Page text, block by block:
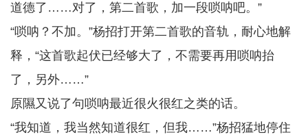
道德了……对了，第二首歌，加一段唢呐吧。”
“唢呐？不加。”杨招打开第二首歌的音轨，耐心地解
释，“这首歌起伏已经够大了，不需要再用唢呐抬
了，另外……”
原隰又说了句唢呐最近很火很红之类的话。
“我知道，我当然知道很红，但我……”杨招猛地停住